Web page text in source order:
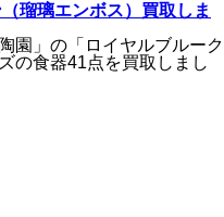
瑠璃エンボス）買取しま
園」の「ロイヤルブルーク
の食器41点を買取しまし